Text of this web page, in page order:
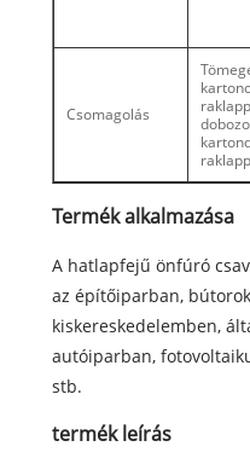
Csomagolás
Termék alkalmazása
A hatlapfejű önfúró
az építőiparban,
kiskereskedelemben,
autóiparban,
stb.
termék leírás